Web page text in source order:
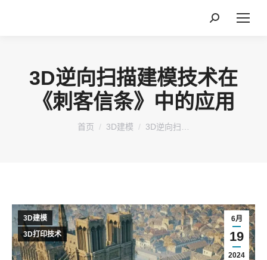
搜
3D逆向扫描建模技术在
《刺客信条》中的应用
您在这里：
首页 3D建模 3D逆向扫…
6月
19
2024
3D建模
3D打印技术